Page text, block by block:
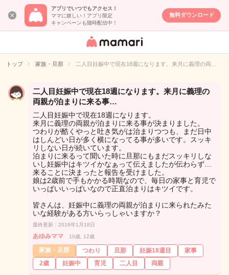
アプリでいつでもアクセス！
ママに嬉しい！アプリ限定
キャンペーンも随時配信中！
無料ダウンロード
女性専用匿名QA
イト
トップ 家族・旦那 二人目妊娠中で現在18週になります。来月に義理の両…
二人目妊娠中で現在18週になります。来月に義理の
両親が泊まりに来る事…
二人目妊娠中で現在18週になります。
来月に義理の両親が泊まりに来る事が決まりました。
つわりが酷くやっと吐き気がは治まりつつも、まだ日中
はしんどい日が多く横になってる事が多いです。スッキ
リしない日が続いています。
泊まりに来るって聞いた時に旦那にもまだスッキリしな
いし妊娠中はキツイかなぁって伝えましたが伝わらず…
来ることに決まったと報告を受けました。
娘は2歳前で手もかかる時期なので、毎日の家事と育児で
いっぱいいっぱいなので正直泊まりはキツイです。
皆さんは、妊娠中に義理の両親が泊まりに来られたみた
いな経験がある方いらっしゃいますか？
最終更新：2016年1月18日
あゆみママ 10歳, 12歳
家族・旦那 つわり 旦那 妊娠18週目
家事
2歳
妊娠中 育児 二人目 両親